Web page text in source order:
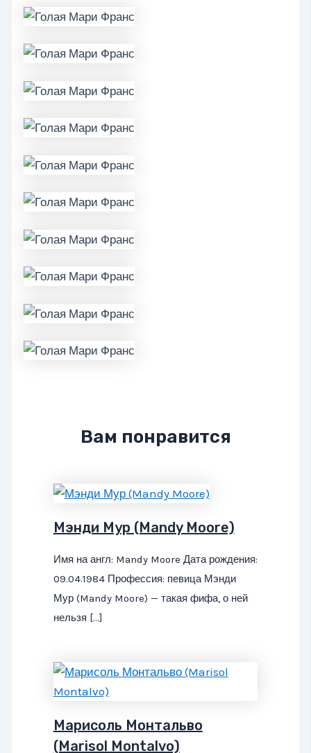
Вам понравится
Мэнди Мур (Mandy Moore)
Имя на англ: Mandy Moore Дата рождения:
09.04.1984 Профессия: певица Мэнди
Мур (Mandy Moore) — такая фифа, о ней
нельзя […]
Марисоль Монтальво
(Marisol Montalvo)